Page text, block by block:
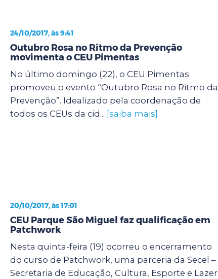
24/10/2017, às 9:41
Outubro Rosa no Ritmo da Prevenção
movimenta o CEU Pimentas
No último domingo (22), o CEU Pimentas
promoveu o evento “Outubro Rosa no Ritmo da
Prevenção”. Idealizado pela coordenação de
todos os CEUs da cid... [saiba mais]
20/10/2017, às 17:01
CEU Parque São Miguel faz qualificação em
Patchwork
Nesta quinta-feira (19) ocorreu o encerramento
do curso de Patchwork, uma parceria da Secel –
Secretaria de Educação, Cultura, Esporte e Lazer